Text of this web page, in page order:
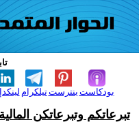
تيلكرامبنترست بودكاست
تبرعاتكم وتبرعاتكن